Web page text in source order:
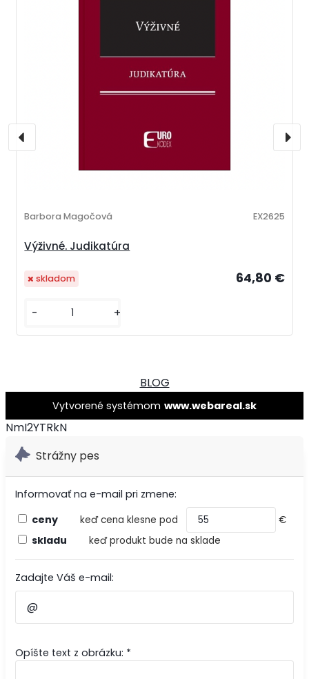
Výživné. Judikatúra
Barbora Magočová EX2625
64,80 €
- +
skladom
BLOG
Vytvorené systémom www.webareal.sk
NmI2YTRkN
Strážny pes
Informovať na e-mail pri zmene:
ceny
keď cena klesne pod €
skladu keď produkt bude na sklade
Zadajte Váš e-mail:
Opíšte text z obrázku: *